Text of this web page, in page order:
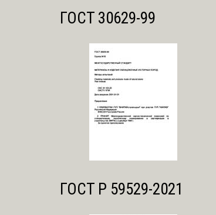
ГОСТ 30629-99
ГОСТ Р 59529-2021